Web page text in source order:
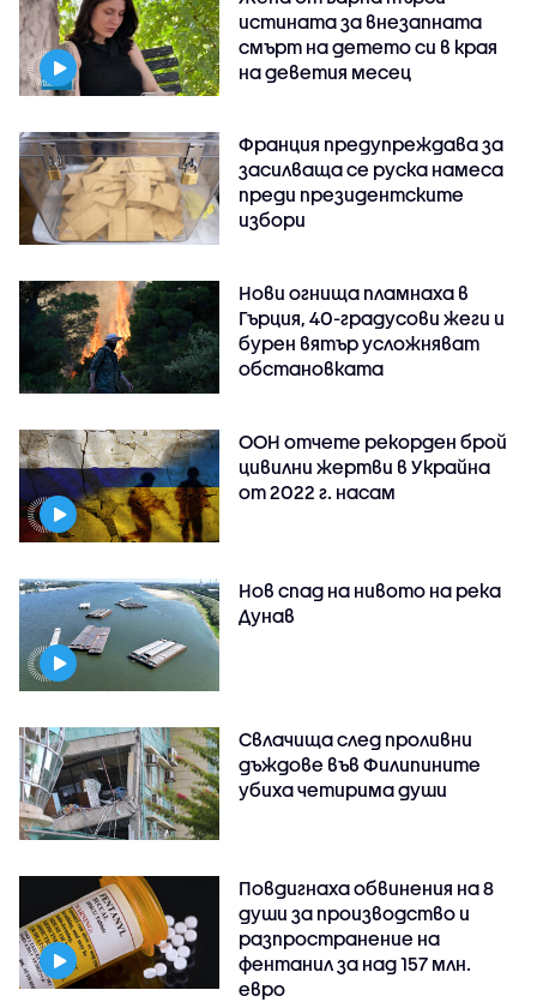
истината за внезапната
смърт на детето си в края
на деветия месец
Франция предупреждава за
засилваща се руска намеса
преди президентските
избори
Нови огнища пламнаха в
Гърция, 40-градусови жеги и
бурен вятър усложняват
обстановката
ООН отчете рекорден брой
цивилни жертви в Украйна
от 2022 г. насам
Нов спад на нивото на река
Дунав
Свлачища след проливни
дъждове във Филипините
убиха четирима души
Повдигнаха обвинения на 8
души за производство и
разпространение на
фентанил за над 157 млн.
евро